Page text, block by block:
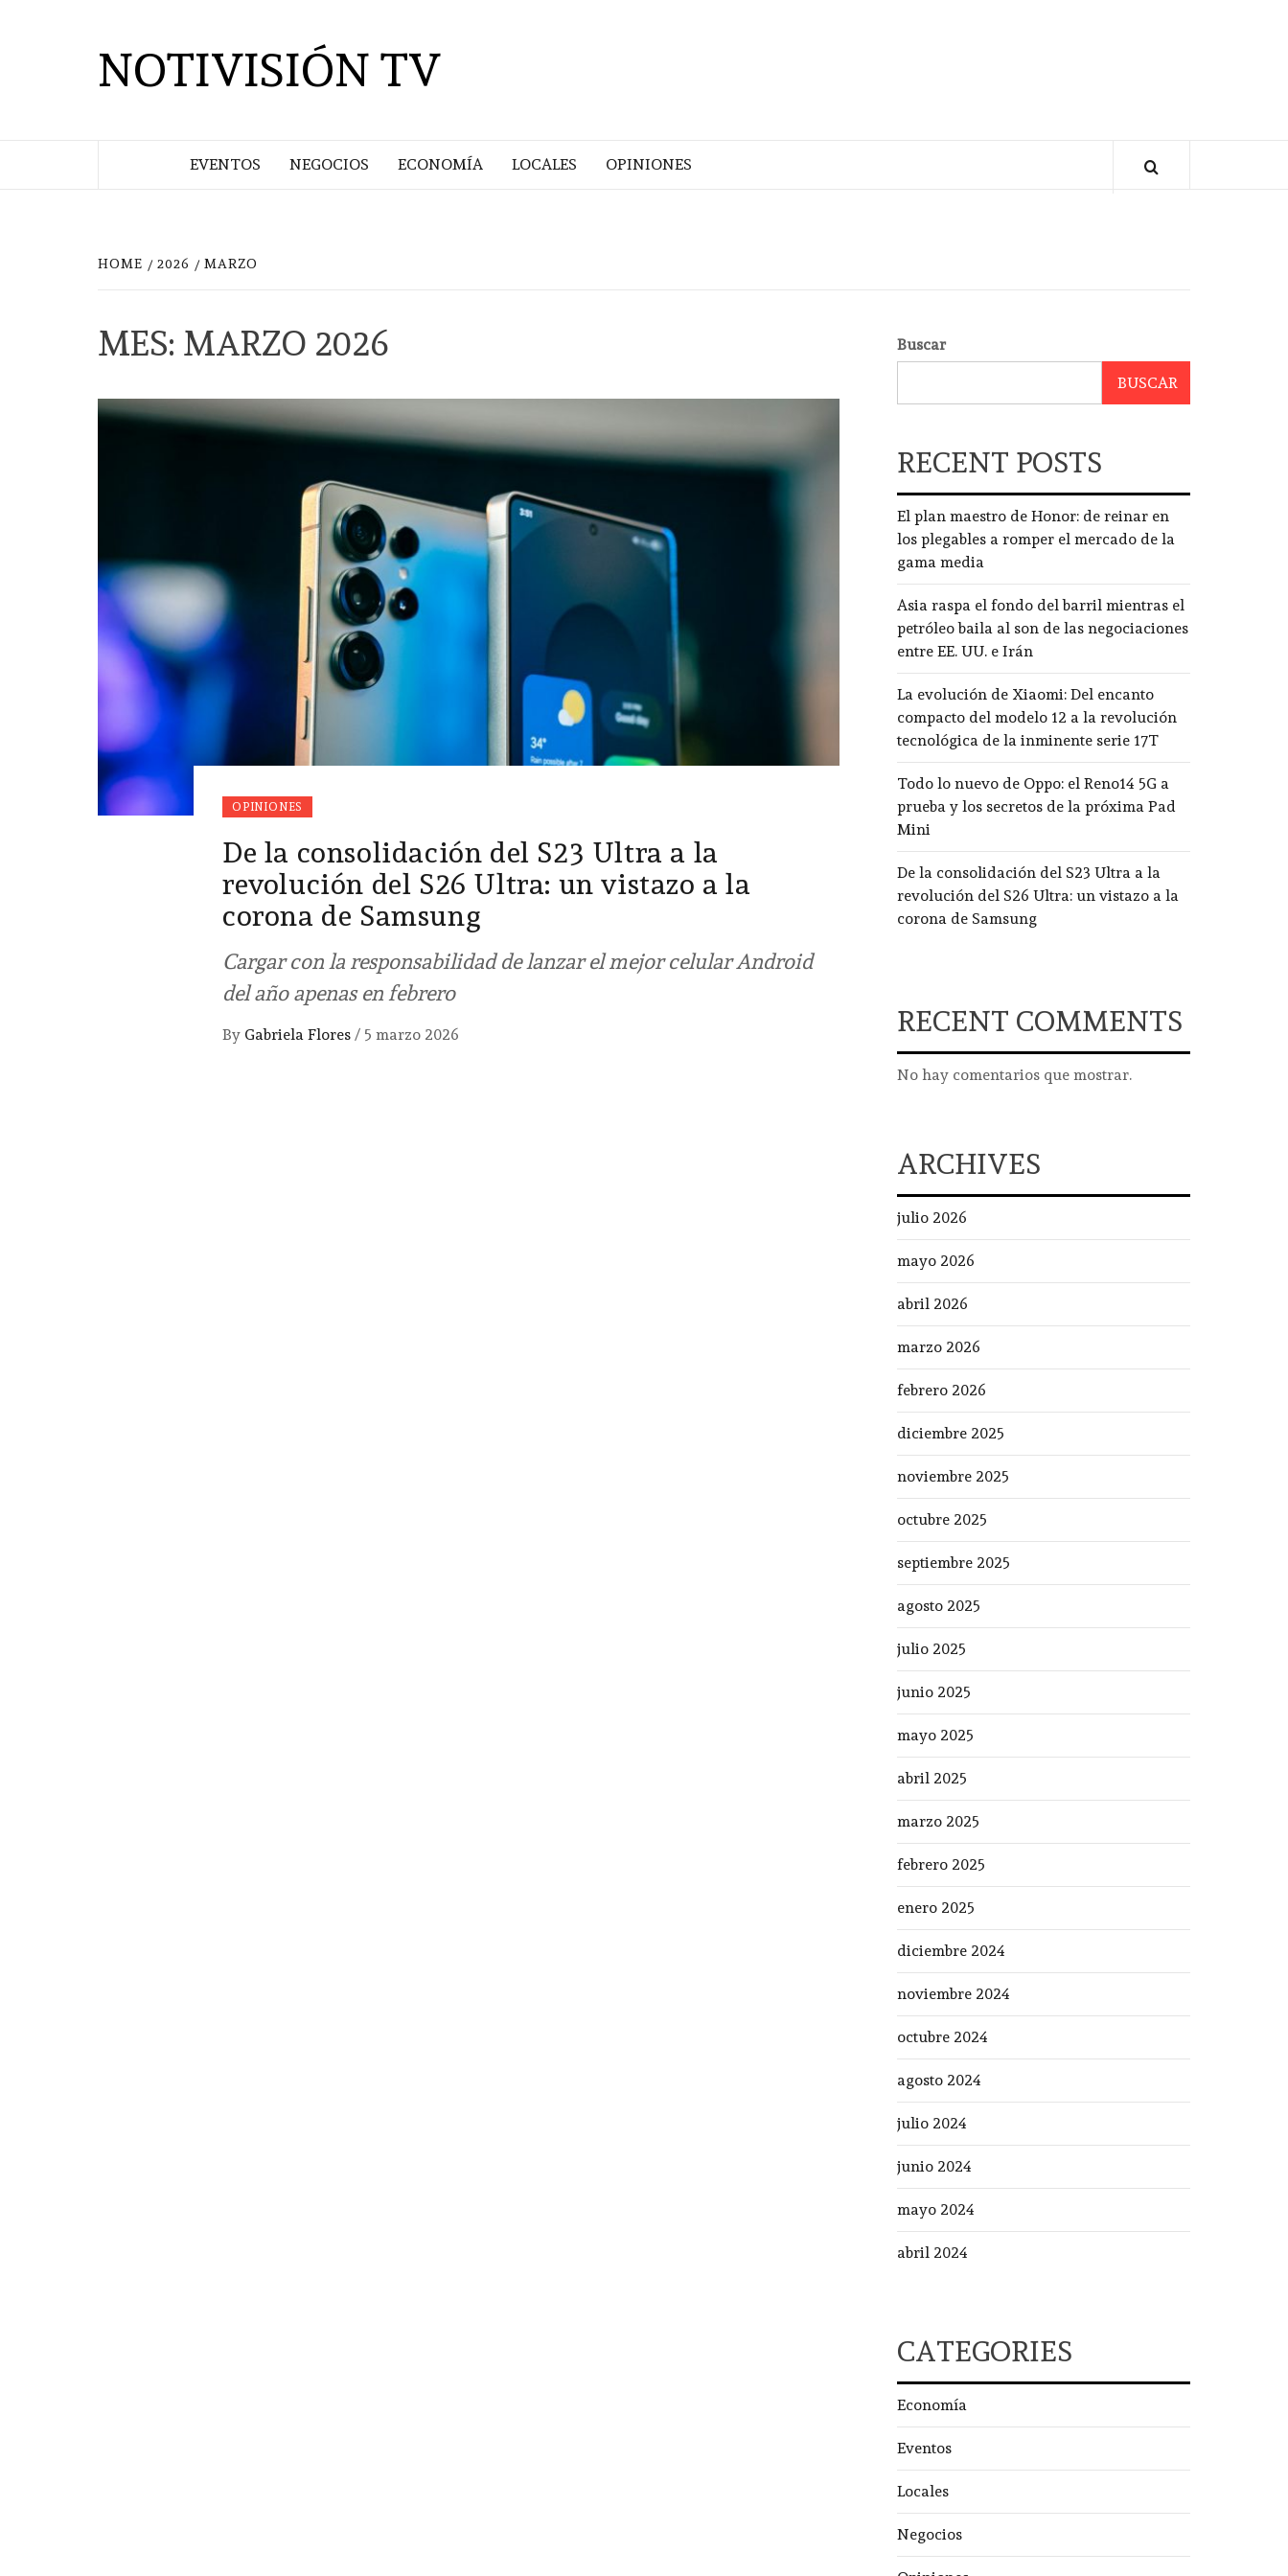
NOTIVISIÓN TV
EVENTOS NEGOCIOS ECONOMÍA LOCALES OPINIONES
HOME 2026 MARZO
MES: MARZO 2026
OPINIONES
De la consolidación del S23 Ultra a la
revolución del S26 Ultra: un vistazo a la
corona de Samsung
Cargar con la responsabilidad de lanzar el mejor celular Android
del año apenas en febrero
By Gabriela Flores / 5 marzo 2026
Buscar
BUSCAR
RECENT POSTS
El plan maestro de Honor: de reinar en
los plegables a romper el mercado de la
gama media
Asia raspa el fondo del barril mientras el
petróleo baila al son de las negociaciones
entre EE. UU. e Irán
La evolución de Xiaomi: Del encanto
compacto del modelo 12 a la revolución
tecnológica de la inminente serie 17T
Todo lo nuevo de Oppo: el Reno14 5G a
prueba y los secretos de la próxima Pad
Mini
De la consolidación del S23 Ultra a la
revolución del S26 Ultra: un vistazo a la
corona de Samsung
RECENT COMMENTS
No hay comentarios que mostrar.
ARCHIVES
julio 2026
mayo 2026
abril 2026
marzo 2026
febrero 2026
diciembre 2025
noviembre 2025
octubre 2025
septiembre 2025
agosto 2025
julio 2025
junio 2025
mayo 2025
abril 2025
marzo 2025
febrero 2025
enero 2025
diciembre 2024
noviembre 2024
octubre 2024
agosto 2024
julio 2024
junio 2024
mayo 2024
abril 2024
CATEGORIES
Economía
Eventos
Locales
Negocios